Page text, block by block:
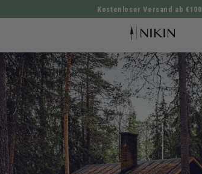
DIREKT ZUM INHALT
Kostenloser Versand ab €100